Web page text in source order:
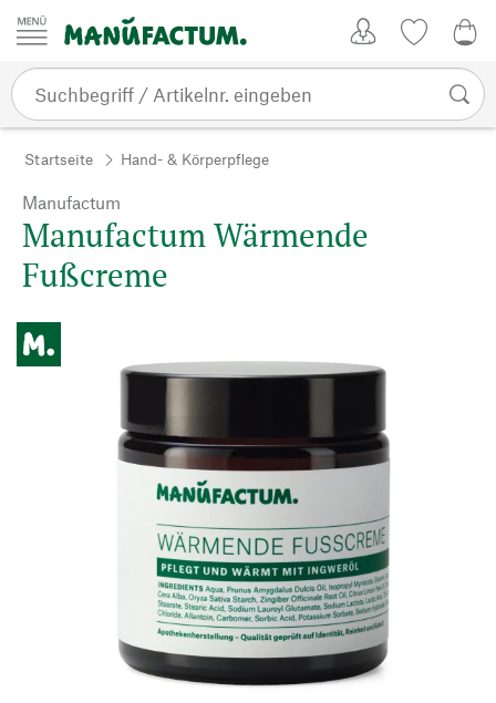
Zum Inhalt springen
Startseite Hand- & Körperpflege
Manufactum
Manufactum Wärmende
Fußcreme